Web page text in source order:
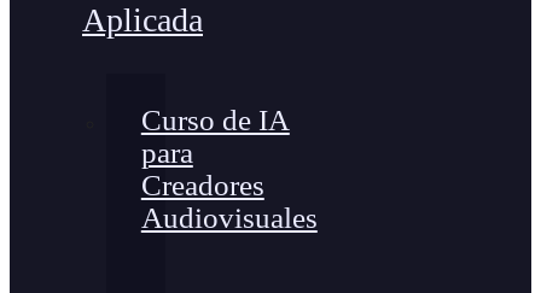
Aplicada
Curso de IA
para
Creadores
Audiovisuales